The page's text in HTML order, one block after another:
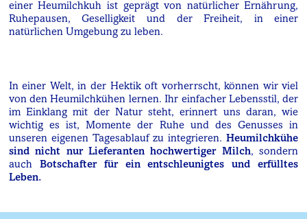
einer Heumilchkuh ist geprägt von natürlicher Ernährung,
Ruhepausen, Geselligkeit und der Freiheit, in einer
natürlichen Umgebung zu leben.
In einer Welt, in der Hektik oft vorherrscht, können wir viel
von den Heumilchkühen lernen. Ihr einfacher Lebensstil, der
im Einklang mit der Natur steht, erinnert uns daran, wie
wichtig es ist, Momente der Ruhe und des Genusses in
unseren eigenen Tagesablauf zu integrieren.Heumilchkühe
sind nicht nur Lieferanten hochwertiger Milch, sondern
auch Botschafter für ein entschleunigtes und erfülltes
Leben.